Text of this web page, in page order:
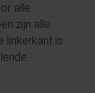
alle
zijn alle
linkerkant is